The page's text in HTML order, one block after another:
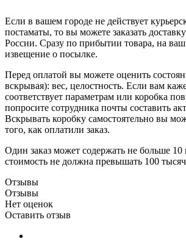
Если в вашем городе не действует
постаматы, то вы можете заказать
России. Сразу по прибытии товара, на ваш
извещение о посылке.
Перед оплатой вы можете оценить
вскрывая): вес, целостность. Если вам
соответствует параметрам или коробка
попросите сотрудника почты составить
Вскрывать коробку самостоятельно вы
того, как оплатили заказ.
Один заказ может содержать не больше 10
стоимость не должна превышать 100
Отзывы
Отзывы
Нет оценок
Оставить отзыв